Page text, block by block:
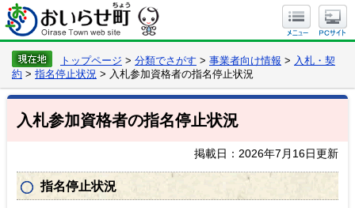
トップページ > 分類でさがす > 事業者向け情報 > 入札・契
約 > 指名停止状況 > 入札参加資格者の指名停止状況
入札参加資格者の指名停止状況
掲載日：2026年7月16日更新
指名停止状況